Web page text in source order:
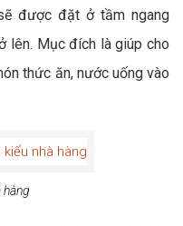
được đặt ở tầm ngang
lên. Mục đích là giúp cho
thức ăn, nước uống vào
hàng